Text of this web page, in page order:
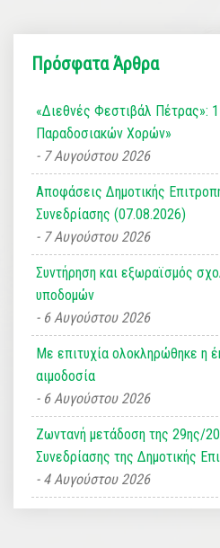
Πρόσφατα Άρθρα
«Διεθνές Φεστιβάλ Πέτρας»:
Παραδοσιακών Χορών»
7 Αυγούστου 2026
Αποφάσεις Δημοτικής
Συνεδρίασης (07.08.2026)
7 Αυγούστου 2026
Συντήρηση και εξωραϊσμός
υποδομών
6 Αυγούστου 2026
Με επιτυχία ολοκληρώθηκε η
αιμοδοσία
6 Αυγούστου 2026
Ζωντανή μετάδοση της 29ης/
Συνεδρίασης της Δημοτικής
4 Αυγούστου 2026